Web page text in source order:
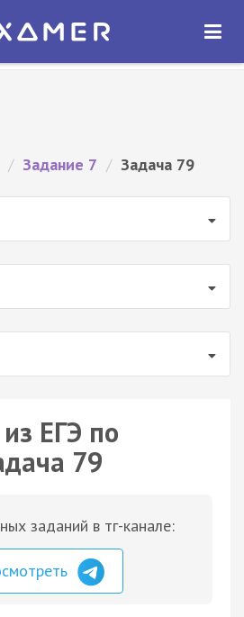
2027
ОТКРЫТЬ
/ Задание 7 / Задача 79
ЕГЭ по
79
заданий в тг-канале: